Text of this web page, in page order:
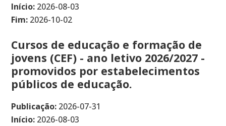
Início: 2026-08-03
Fim: 2026-10-02
Cursos de educação e formação de
jovens (CEF) - ano letivo 2026/2027 -
promovidos por estabelecimentos
públicos de educação.
Publicação: 2026-07-31
Início: 2026-08-03